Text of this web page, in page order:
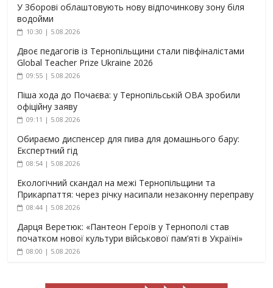
У Зборові облаштовують нову відпочинкову зону біля
водойми
10:30 | 5.08.2026
Двоє педагогів із Тернопільщини стали півфіналістами
Global Teacher Prize Ukraine 2026
09:55 | 5.08.2026
Піша хода до Почаєва: у Тернопільській ОВА зробили
офіційну заяву
09:11 | 5.08.2026
Обираємо диспенсер для пива для домашнього бару:
Експертний гід
08:54 | 5.08.2026
Екологічний скандал на межі Тернопільщини та
Прикарпаття: через річку насипали незаконну переправу
08:44 | 5.08.2026
Дарця Веретюк: «Пантеон Героїв у Тернополі став
початком нової культури військової пам’яті в Україні»
08:00 | 5.08.2026